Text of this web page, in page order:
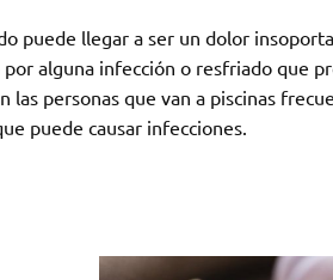
puede llegar a ser un dolor
por alguna infección o resfriado que
las personas que van a piscinas
puede causar infecciones.